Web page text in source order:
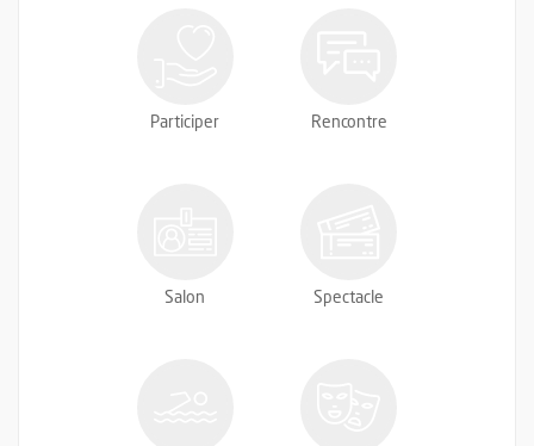
Participer Rencontre
Salon Spectacle